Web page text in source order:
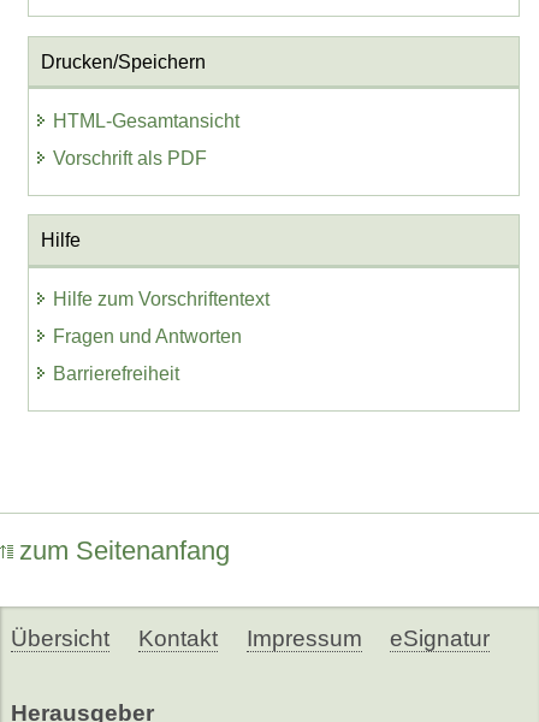
Drucken/Speichern
HTML-Gesamtansicht
Vorschrift als PDF
Hilfe
Hilfe zum Vorschriftentext
Fragen und Antworten
Barrierefreiheit
zum Seitenanfang
Übersicht Kontakt Impressum eSignatur
Herausgeber